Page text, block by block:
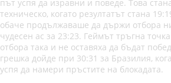
път успя да изравни и поведе. Това
техническо, когато резултатът стана
обаче продължаваше да държи отбора
чудесен ас за 23:23. Геймът тръгна
отбора така и не оставяха да бъдат
грешка дойде при 30:31 за Бразилия,
успя да намери пръстите на блокадата.